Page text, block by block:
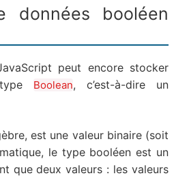
données booléen
peut encore stocker
Boolean, c’est-à-dire un
est une valeur binaire (soit
le type booléen est un
que deux valeurs : les valeurs